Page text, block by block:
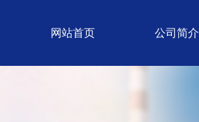
网站首页 公司简介